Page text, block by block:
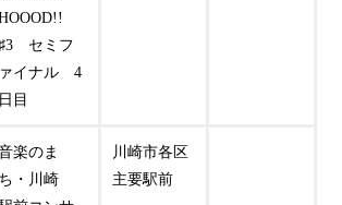
セミフ
ァイナル 4
日目
楽のま
ち・川崎
川崎市各区
主要駅前